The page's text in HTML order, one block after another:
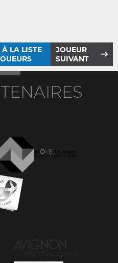
À LA LISTE
JOUEUR
SUIVANT